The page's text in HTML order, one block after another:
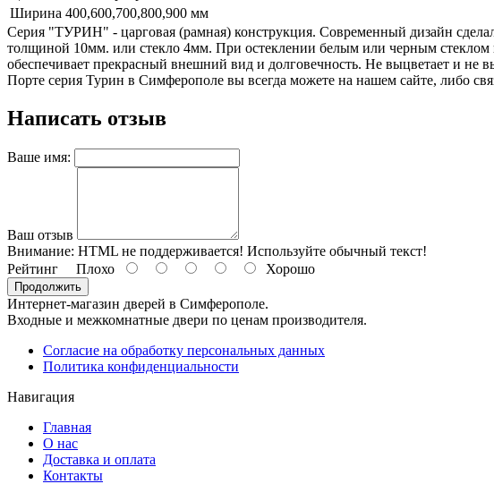
Ширина 400,600,700,800,900 мм
Серия "ТУРИН" - царговая (рамная) конструкция. Современный дизайн
толщиной 10мм. или стекло 4мм. При остеклении белым или черным стеклом
обеспечивает прекрасный внешний вид и долговечность. Не выцветает и не
Порте серия Турин в Симферополе вы всегда можете на нашем сайте, либо
Написать отзыв
Ваше имя:
Ваш отзыв
Внимание: HTML не поддерживается! Используйте обычный текст!
Рейтинг Плохо Хорошо
Продолжить
Интернет-магазин дверей в Симферополе.
Входные и межкомнатные двери по ценам производителя.
Согласие на обработку персональных данных
Политика конфиденциальности
Навигация
Главная
О нас
Доставка и оплата
Контакты